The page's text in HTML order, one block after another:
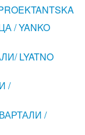
/ YANKO
LYATNO
/
/